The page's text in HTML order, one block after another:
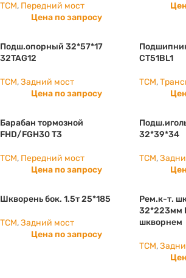
TCM, Передний мост
Цена по запросу
Подш.опорный 32*57*17
32TAG12
TCM,Задний мост
Цена по запросу
CT51BL1
TCM,
Барабан тормозной
FHD/FGH30 T3
TCM, Передний мост
Цена по запросу
32*39*34
TCM,
Шкворень бок. 1.5т 25*185
TCM,Задний мост
Цена по запросу
Рем.к-т.
32*223мм
шкворнем
TCM,